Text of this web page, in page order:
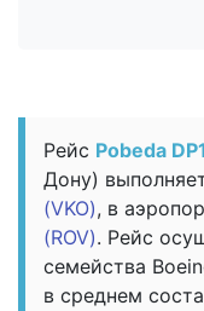
Рейс Pobeda
Дону)
(VKO), в
(ROV). Рейс
семейства
в среднем